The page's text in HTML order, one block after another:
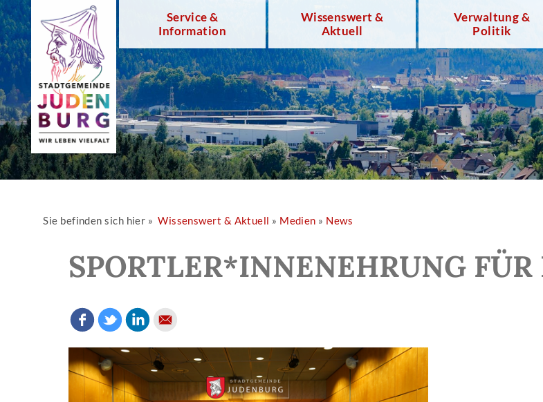
Service &
Information
Wissenswert &
Aktuell
Verwaltung &
Politik
Sie befinden sich hier »Wissenswert & Aktuell » Medien » News
SPORTLER*INNENEHRUNG FÜR